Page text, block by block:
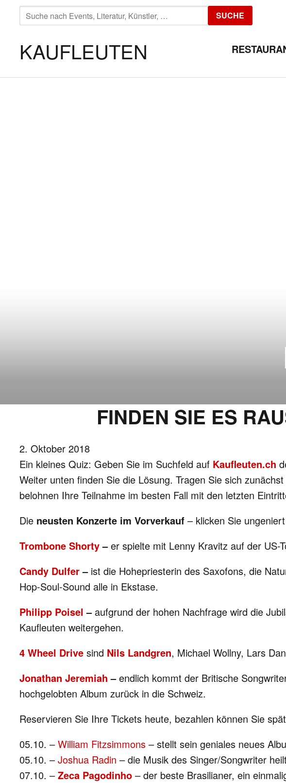
SUCHE
NACH:
SUCHE
KAUFLEUTEN
FINDEN SIE ES
2. Oktober 2018
Ein kleines Quiz: Geben Sie im Suchfeld auf Kaufleuten.ch
Weiter unten finden Sie die Lösung. Tragen Sie sich
belohnen Ihre Teilnahme im besten Fall mit den letzten
Die neusten Konzerte im Vorverkauf – klicken Sie
Trombone Shorty–er spielte mit Lenny Kravitz auf der
Candy Dulfer– ist die Hohepriesterin des Saxofons, die
Hop-Soul-Sound alle in Ekstase.
Philipp Poisel – aufgrund der hohen Nachfrage wird die
Kaufleuten weitergehen.
4 Wheel Drive sind Nils Landgren, Michael Wollny, Lars
Jonathan Jeremiah –endlich kommt der Britische
hochgelobten Album zurück in die Schweiz.
Reservieren Sie Ihre Tickets heute, bezahlen können Sie
05.10. – William Fitzsimmons – stellt sein geniales neues
05.10. – Joshua Radin – die Musik des Singer/Songwriter
07.10. – Zeca Pagodinho – der beste Brasilianer, ein